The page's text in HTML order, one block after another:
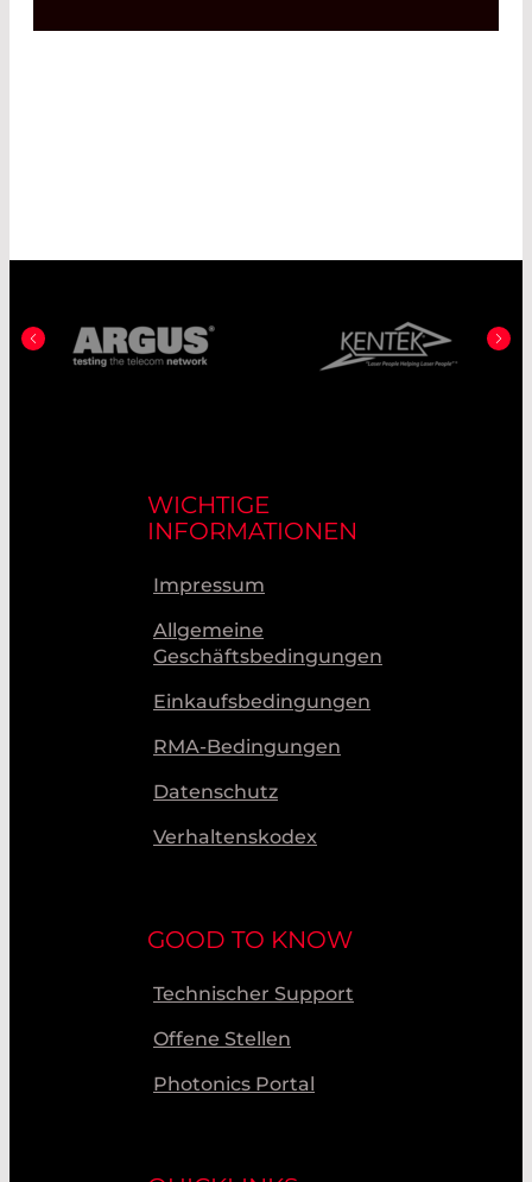
WICHTIGE
INFORMATIONEN
Impressum
Allgemeine
Geschäftsbedingungen
Einkaufsbedingungen
RMA-Bedingungen
Datenschutz
Verhaltenskodex
GOOD TO KNOW
Technischer Support
Offene Stellen
Photonics Portal